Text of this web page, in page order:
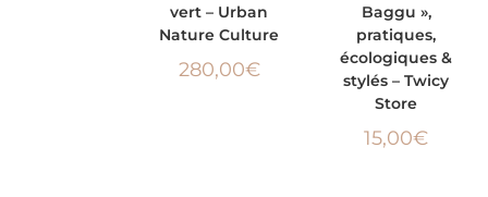
vert – Urban
Nature Culture
280,00€
Baggu »,
pratiques,
écologiques &
stylés – Twicy
Store
15,00€